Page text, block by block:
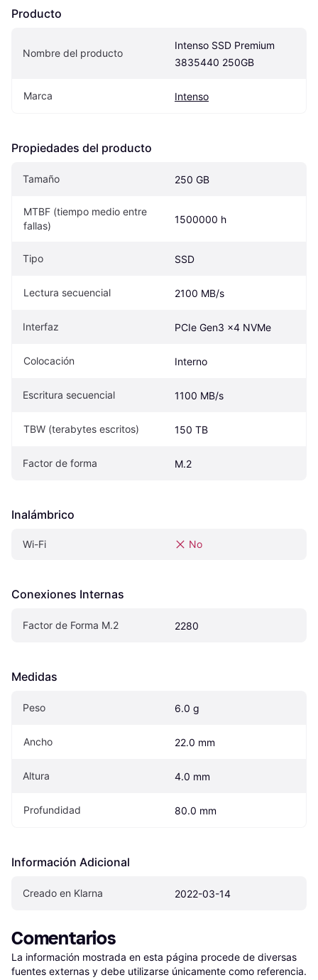
Producto
Nombre del producto
Intenso SSD Premium
3835440 250GB
Marca Intenso
Propiedades del producto
Tamaño 250 GB
MTBF (tiempo medio entre
fallas)
1500000 h
Tipo SSD
Lectura secuencial 2100 MB/s
Interfaz PCIe Gen3 x4 NVMe
Colocación Interno
Escritura secuencial 1100 MB/s
TBW (terabytes escritos) 150 TB
Factor de forma M.2
Inalámbrico
Wi-Fi No
Conexiones Internas
Factor de Forma M.2 2280
Medidas
Peso 6.0 g
Ancho 22.0 mm
Altura 4.0 mm
Profundidad 80.0 mm
Información Adicional
Creado en Klarna 2022-03-14
Comentarios
La información mostrada en esta página procede de diversas
fuentes externas y debe utilizarse únicamente como referencia.